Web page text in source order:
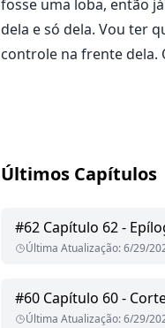
fosse uma loba, então
dela e só dela. Vou ter
controle na frente dela.
Últimos Capítulos
#62 Capítulo 62 -
Última Atualização:6/29/
#60 Capítulo 60 -
Última Atualização:6/29/